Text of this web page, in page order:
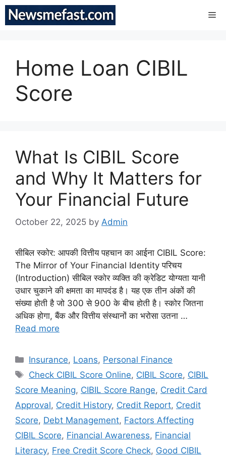
Skip
Home Loan CIBIL
Score
What Is CIBIL Score
and Why It Matters for
Your Financial Future
October 22, 2025 by Admin
सीबिल स्कोर: आपकी वित्तीय पहचान का आईना CIBIL Score:
The Mirror of Your Financial Identity परिचय
(Introduction) सीबिल स्कोर व्यक्ति की क्रेडिट योग्यता यानी
उधार चुकाने की क्षमता का मापदंड है। यह एक तीन अंकों की
संख्या होती है जो 300 से 900 के बीच होती है। स्कोर जितना
अधिक होगा, बैंक और वित्तीय संस्थानों का भरोसा उतना …
Read more
Categories
Insurance, Loans, Personal Finance
Tags
Check CIBIL Score Online, CIBIL Score, CIBIL
Score Meaning, CIBIL Score Range, Credit Card
Approval, Credit History, Credit Report, Credit
Score, Debt Management, Factors Affecting
CIBIL Score, Financial Awareness, Financial
Literacy, Free Credit Score Check, Good CIBIL